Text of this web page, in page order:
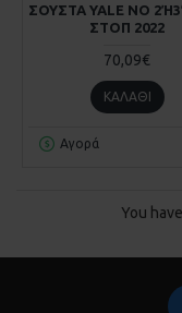
ΣΟΥΣΤΑ YALE ΝΟ
ΟΠ 2022
70,09€
ΚΑΛΆΘΙ
Αγορά
You